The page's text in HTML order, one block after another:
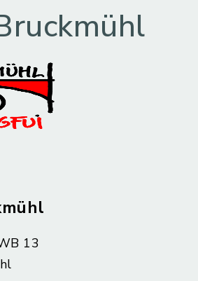
13